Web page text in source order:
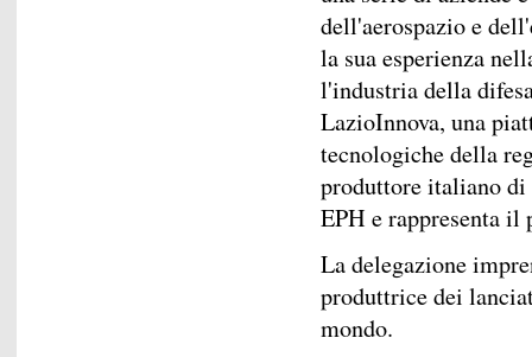
dell'aerospazio e
la sua esperienza
l'industria della
LazioInnova, una
tecnologiche della
produttore italiano di
EPH e rappresenta
La delegazione
produttrice dei
mondo.